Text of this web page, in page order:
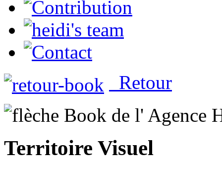
Retour
Territoire Visuel